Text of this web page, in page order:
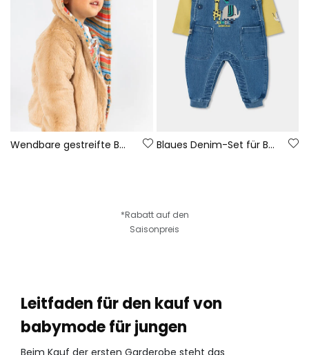
Wendbare gestreifte Baby-Strickjacke in Braun Blaues Denim-Set für Babyjungen mit Tierstickerei
*Rabatt auf den
Saisonpreis
Leitfaden für den kauf von
babymode für jungen
Beim Kauf der ersten Garderobe steht das